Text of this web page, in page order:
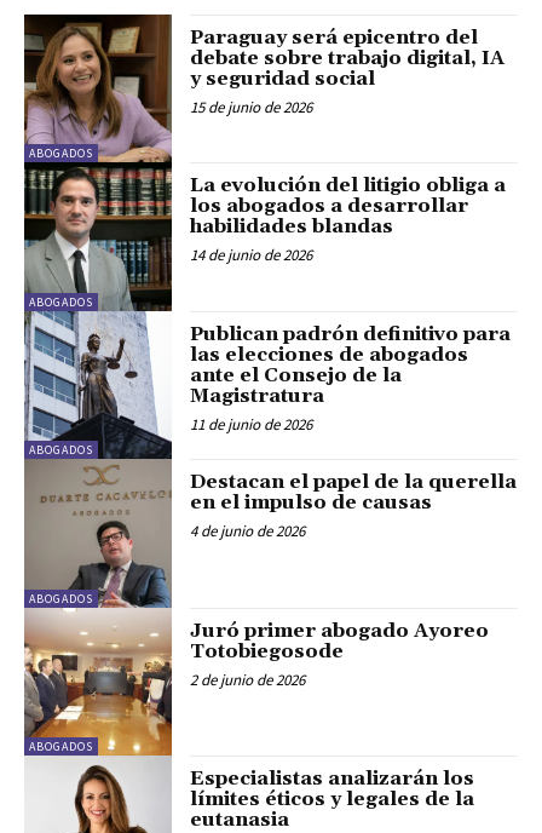
ABOGADOS
Paraguay será epicentro del
debate sobre trabajo digital, IA
y seguridad social
15 de junio de 2026
ABOGADOS
La evolución del litigio obliga a
los abogados a desarrollar
habilidades blandas
14 de junio de 2026
ABOGADOS
Publican padrón definitivo para
las elecciones de abogados
ante el Consejo de la
Magistratura
11 de junio de 2026
ABOGADOS
Destacan el papel de la querella
en el impulso de causas
4 de junio de 2026
ABOGADOS
Juró primer abogado Ayoreo
Totobiegosode
2 de junio de 2026
Especialistas analizarán los
límites éticos y legales de la
eutanasia